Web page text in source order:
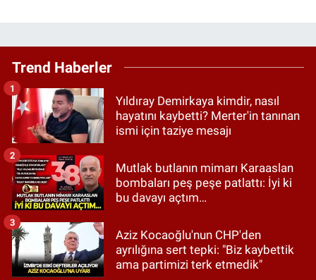
Trend Haberler
Yıldıray Demirkaya kimdir, nasıl
hayatını kaybetti? Merter'in tanınan
ismi için taziye mesajı
1
Mutlak butlanın mimarı Karaaslan
bombaları peş peşe patlattı: İyi ki
bu davayı açtım…
2
Aziz Kocaoğlu'nun CHP'den
ayrılığına sert tepki: "Biz kaybettik
ama partimizi terk etmedik"
3